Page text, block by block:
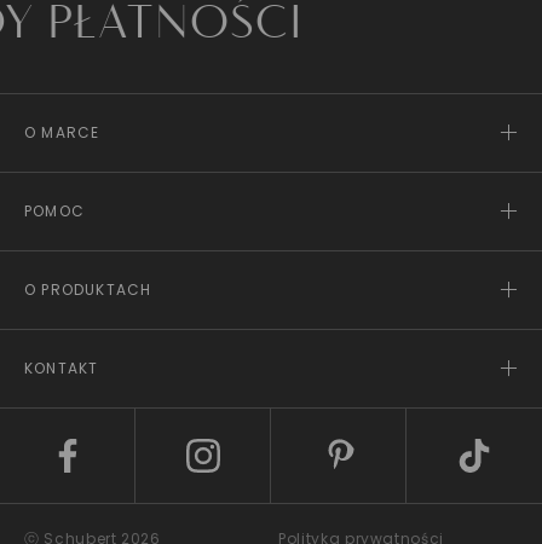
O MARCE
POMOC
O PRODUKTACH
KONTAKT
ⓒ Schubert 2026 Polityka prywatności